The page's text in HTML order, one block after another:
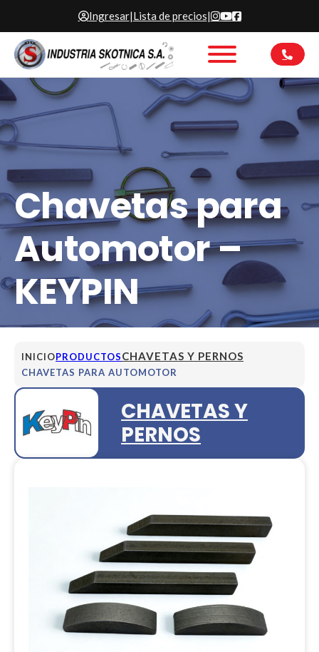
Ingresar|Lista de precios|
Chavetas para
Automotor –
KEYPIN
INICIOPRODUCTOSCHAVETAS Y PERNOS
CHAVETAS PARA AUTOMOTOR
CHAVETAS Y
PERNOS